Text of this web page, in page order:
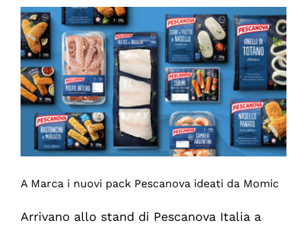
di
Consys.it
è
a
cura
di
Momic
A Marca i nuovi pack Pescanova ideati da Momic
Arrivano allo stand di Pescanova Italia a